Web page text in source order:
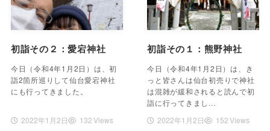
初詣その２：愛宕神社
今日（令和4年1月2日）は、初
詣2箇所巡りして仙台愛宕神社
にも行ってきました。
2022年1月2日 132 Views
初詣その１：熊野神社
今日（令和4年1月2日）は、き
っと皆さんは仙台初売りで神社
は混雑が緩和されると読んで初
詣に行ってきまし…
2022年1月2日
152 Views